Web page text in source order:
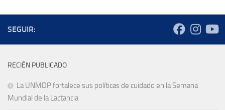
SEGUIR:
RECIÉN PUBLICADO
La UNMDP fortalece sus políticas de cuidado en la Semana
Mundial de la Lactancia